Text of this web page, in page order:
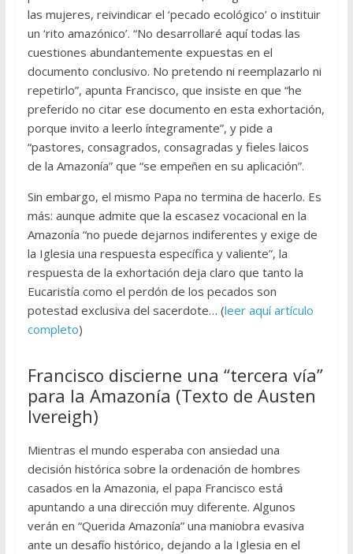
las mujeres, reivindicar el ‘pecado ecológico’ o instituir
un ‘rito amazónico’. “No desarrollaré aquí todas las
cuestiones abundantemente expuestas en el
documento conclusivo. No pretendo ni reemplazarlo ni
repetirlo”, apunta Francisco, que insiste en que “he
preferido no citar ese documento en esta exhortación,
porque invito a leerlo íntegramente”, y pide a
“pastores, consagrados, consagradas y fieles laicos
de la Amazonía” que “se empeñen en su aplicación”.
Sin embargo, el mismo Papa no termina de hacerlo. Es
más: aunque admite que la escasez vocacional en la
Amazonía “no puede dejarnos indiferentes y exige de
la Iglesia una respuesta específica y valiente”, la
respuesta de la exhortación deja claro que tanto la
Eucaristía como el perdón de los pecados son
potestad exclusiva del sacerdote… (leer aquí artículo
completo)
Francisco discierne una “tercera vía”
para la Amazonía (Texto de Austen
Ivereigh)
Mientras el mundo esperaba con ansiedad una
decisión histórica sobre la ordenación de hombres
casados en la Amazonia, el papa Francisco está
apuntando a una dirección muy diferente. Algunos
verán en “Querida Amazonía” una maniobra evasiva
ante un desafío histórico, dejando a la Iglesia en el